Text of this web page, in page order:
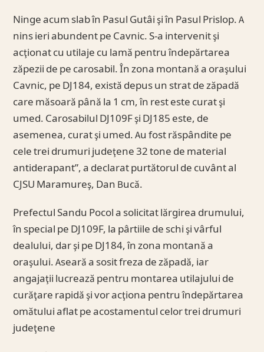
Ninge acum slab în Pasul Gutâi şi în Pasul Prislop. A
nins ieri abundent pe Cavnic. S-a intervenit şi
acţionat cu utilaje cu lamă pentru îndepărtarea
zăpezii de pe carosabil. În zona montană a oraşului
Cavnic, pe DJ184, există depus un strat de zăpadă
care măsoară până la 1 cm, în rest este curat şi
umed. Carosabilul DJ109F şi DJ185 este, de
asemenea, curat şi umed. Au fost răspândite pe
cele trei drumuri judeţene 32 tone de material
antiderapant”, a declarat purtătorul de cuvânt al
CJSU Maramureş, Dan Bucă.
Prefectul Sandu Pocol a solicitat lărgirea drumului,
în special pe DJ109F, la pârtiile de schi şi vârful
dealului, dar şi pe DJ184, în zona montană a
oraşului. Aseară a sosit freza de zăpadă, iar
angajaţii lucrează pentru montarea utilajului de
curăţare rapidă şi vor acţiona pentru îndepărtarea
omătului aflat pe acostamentul celor trei drumuri
judeţene